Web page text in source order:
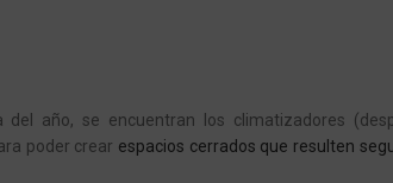
año, se encuentran los climatizadores
poder crear espacios cerrados que resulten